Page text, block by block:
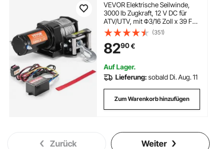
VEVOR Elektrische Seilwinde,
3000 lb Zugkraft, 12 V DC für
ATV/UTV, mit Φ3/16 Zoll x 39 Fuß
Stahlkabel, Rollenseilführung,
Kabelfernbedienung, IP55
Wasserbeständigkeit, Ideal für
UTV ATV Offroad-Bergung
(351)
8290€
Auf Lager.
Lieferung:sobald Di. Aug. 11
Zum Warenkorb hinzufügen
Zurück Weiter